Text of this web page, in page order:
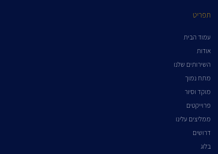
תפריט
עמוד הבית
אודות
השירותים שלנו
מתח נמוך
מוקד וסיור
פרוייקטים
ממליצים עלינו
דרושים
בלוג